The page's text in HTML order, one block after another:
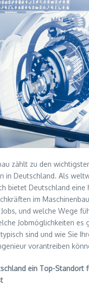
zählt zu den
in Deutschland. Als
bietet Deutschland eine
im
und welche Wege
Jobmöglichkeiten es
sind und wie Sie
vorantreiben
ein Top-Standort